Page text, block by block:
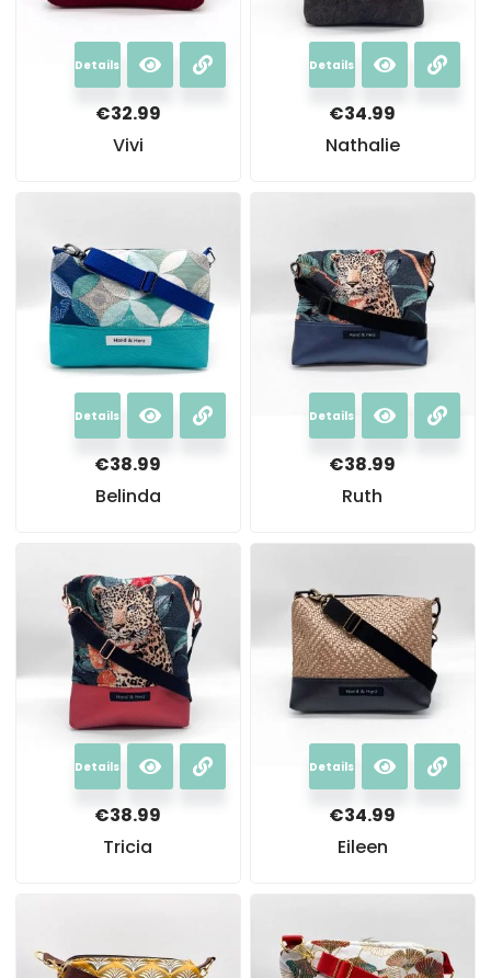
Details
€32.99
Vivi
Details
€34.99
Nathalie
Details
€38.99
Belinda
Details
€38.99
Ruth
Details
€38.99
Tricia
Details
€34.99
Eileen